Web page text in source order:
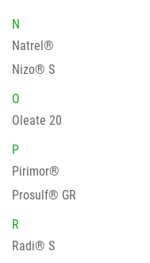
N
Natrel®
Nizo® S
O
Oleate 20
P
Pirimor®
Prosulf® GR
R
Radi® S